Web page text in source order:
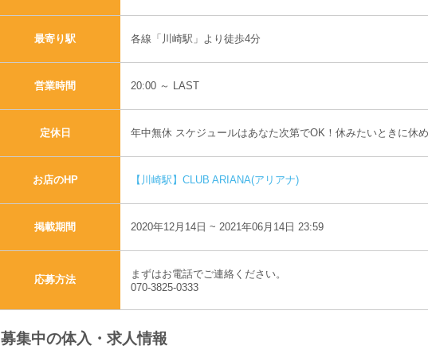
最寄り駅 各線「川崎駅」より徒歩4分
営業時間 20:00 ～ LAST
定休日 年中無休 スケジュールはあなた次第でOK！休みたいときに休
お店のHP 【川崎駅】CLUB ARIANA(アリアナ)
掲載期間 2020年12月14日 ~ 2021年06月14日 23:59
応募方法
まずはお電話でご連絡ください。
070-3825-0333
募集中の体入・求人情報